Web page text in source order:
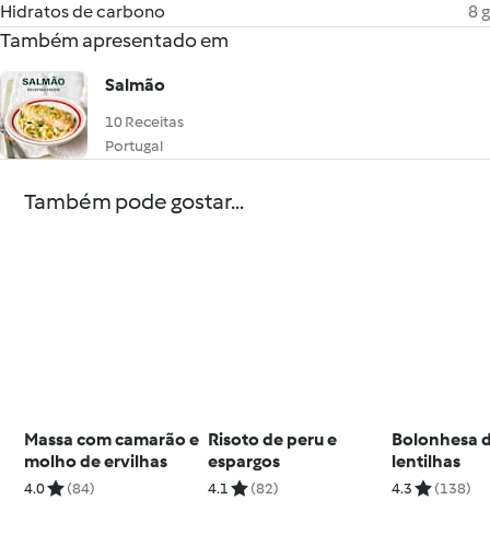
Hidratos de carbono
8 g
Também apresentado em
Salmão
10 Receitas
Portugal
Também pode gostar...
Massa com camarão e
molho de ervilhas
4.0 (84)
Risoto de peru e
espargos
4.1 (82)
Bolonhesa
lentilhas
4.3 (138)